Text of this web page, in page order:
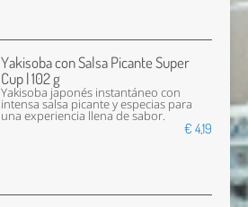
Yakisoba con Salsa Picante Super
Cup | 102 g
Yakisoba japonés instantáneo con
intensa salsa picante y especias para
una experiencia llena de sabor.
€ 4,19